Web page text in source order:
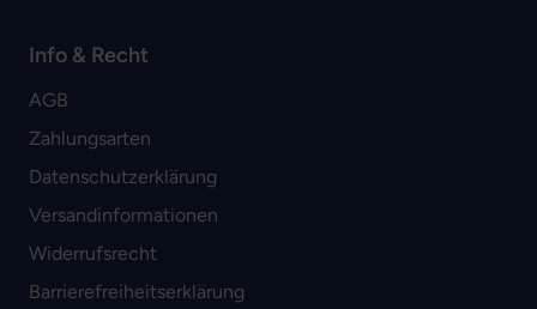
Info & Recht
AGB
Zahlungsarten
Datenschutzerklärung
Versandinformationen
Widerrufsrecht
Barrierefreiheitserklärung